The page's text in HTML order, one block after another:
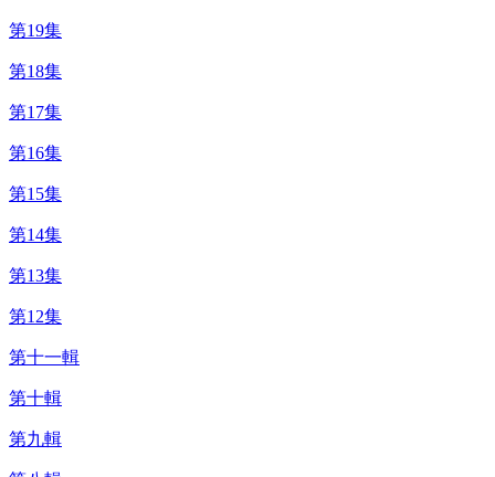
第19集
第18集
第17集
第16集
第15集
第14集
第13集
第12集
第十一輯
第十輯
第九輯